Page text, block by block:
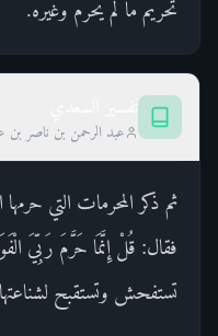
تحريم ما لم يحرم وغيره.
عبد الرحمن بن ناصر بن
ثم ذكر المحرمات التي
فقال: قُلْ إِنَّمَا حَرَّمَ رَبِّيَ
تستفحش وتستقبح